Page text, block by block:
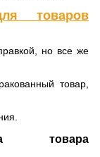
товаров
но все же
товар,
товара